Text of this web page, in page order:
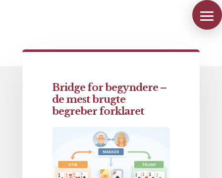
Bridge for begyndere –
de mest brugte
begreber forklaret